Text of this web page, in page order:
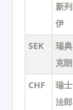
新列
伊
SEK
瑞典
克朗
CHF
瑞士
法郎